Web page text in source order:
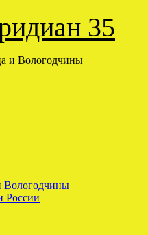
35
и Вологодчины
Вологодчины
России